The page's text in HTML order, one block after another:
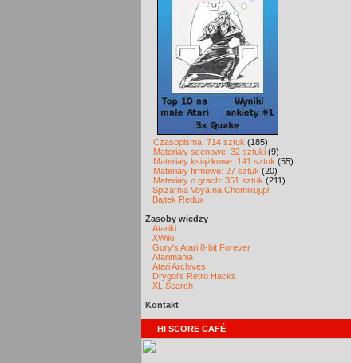
Czasopisma: 714 sztuk (185)
Materiały scenowe: 32 sztuki (9)
Materiały książkowe: 141 sztuk (55)
Materiały firmowe: 27 sztuk (20)
Materiały o grach: 351 sztuk (211)
Spiżarnia Voya na Chomikuj.pl
Bajtek Redux
Zasoby wiedzy
Atariki
XWiki
Gury's Atari 8-bit Forever
Atarimania
Atari Archives
Drygol's Retro Hacks
XL Search
Kontakt
HI SCORE CAFÉ